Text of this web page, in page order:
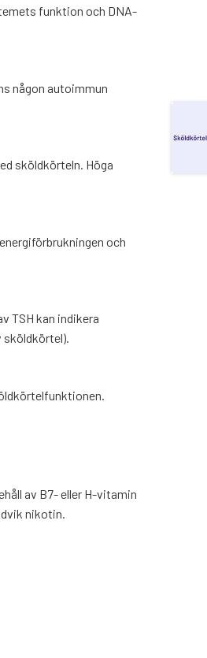
funktion och DNA-
någon autoimmun
sköldkörteln. Höga
och
TSH kan indikera
sköldkörtel).
av B7- eller H-vitamin
nikotin.